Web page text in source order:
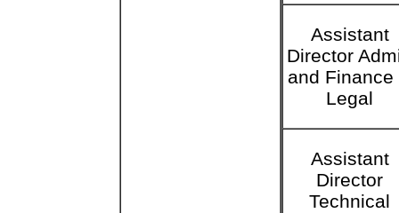
Assistant
Director
and Finance
Legal
Assistant
Director
Technical